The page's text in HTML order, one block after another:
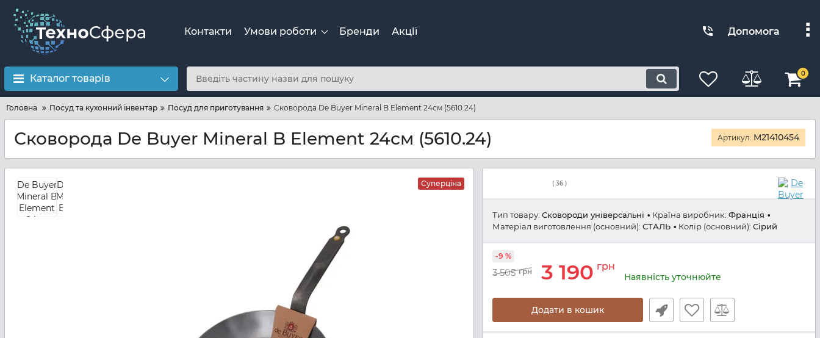
Контакти Умови роботи Бренди Акції Допомога
Каталог товарів 0
Головна Посуд та кухонний інвентар Посуд для приготування Сковорода De Buyer Mineral B Element 24см (5610.24)
Сковорода De Buyer Mineral B Element 24см (5610.24) Артикул: M21410454
Суперціна ( 36 )
Тип товару: Сковороди універсальні Країна виробник: Франція
Матеріал виготовлення (основний): СТАЛЬ Колір (основний): Сірий
3 505 грн 3 190 грн
-9 %
Наявність уточнюйте
Додати в кошик